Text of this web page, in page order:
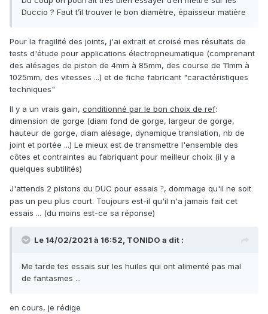
Duccio ? Faut t’il trouver le bon diamètre, épaisseur matière
Pour la fragilité des joints, j'ai extrait et croisé mes résultats de
tests d'étude pour applications électropneumatique (comprenant
des alésages de piston de 4mm à 85mm, des course de 11mm à
1025mm, des vitesses ...) et de fiche fabricant "caractéristiques
techniques"
Il y a un vrais gain, conditionné par le bon choix de ref:
dimension de gorge (diam fond de gorge, largeur de gorge,
hauteur de gorge, diam alésage, dynamique translation, nb de
joint et portée ...) Le mieux est de transmettre l'ensemble des
côtes et contraintes au fabriquant pour meilleur choix (il y a
quelques subtilités)
J'attends 2 pistons du DUC pour essais ?, dommage qu'il ne soit
pas un peu plus court. Toujours est-il qu'il n'a jamais fait cet
essais ... (du moins est-ce sa réponse)
Le 14/02/2021 à 16:52, TONIDO a dit :
Me tarde tes essais sur les huiles qui ont alimenté pas mal
de fantasmes ...
en cours, je rédige